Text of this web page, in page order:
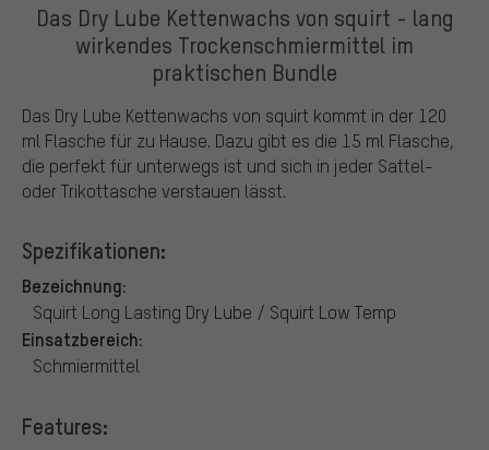
Das Dry Lube Kettenwachs von squirt - lang
wirkendes Trockenschmiermittel im
praktischen Bundle
Das Dry Lube Kettenwachs von squirt kommt in der 120
ml Flasche für zu Hause. Dazu gibt es die 15 ml Flasche,
die perfekt für unterwegs ist und sich in jeder Sattel-
oder Trikottasche verstauen lässt.
Spezifikationen:
Bezeichnung:
Squirt Long Lasting Dry Lube / Squirt Low Temp
Einsatzbereich:
Schmiermittel
Features: